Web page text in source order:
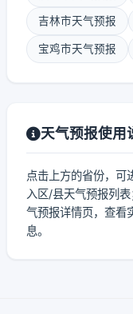
吉林市天气预报
宝鸡市天气预报
天气预报使用
点击上方的省份，可
入区/县天气预报列
气预报详情页，查看
息。